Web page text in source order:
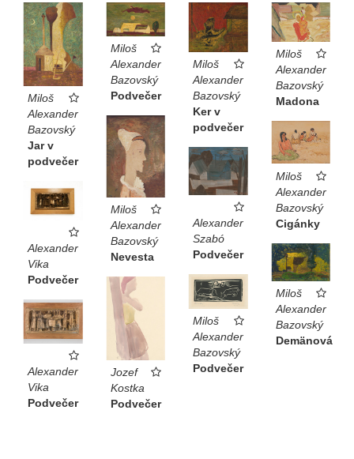
Miloš
Alexander
Bazovský
Jar v
podvečer
Miloš
Alexander
Bazovský
Podvečer
Miloš
Alexander
Bazovský
Ker v
podvečer
Miloš
Alexander
Bazovský
Madona
Miloš
Alexander
Bazovský
Nevesta
Miloš
Alexander
Bazovský
Cigánky
Alexander
Szabó
Podvečer
Alexander
Vika
Podvečer
Miloš
Alexander
Bazovský
Demänová
Miloš
Alexander
Bazovský
Podvečer
Jozef
Kostka
Podvečer
Alexander
Vika
Podvečer